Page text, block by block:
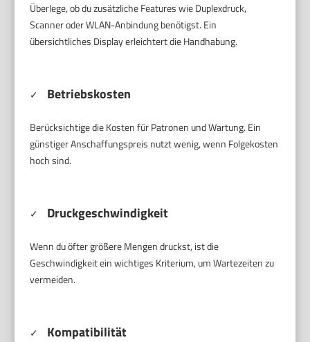
Überlege, ob du zusätzliche Features wie Duplexdruck,
Scanner oder WLAN-Anbindung benötigst. Ein
übersichtliches Display erleichtert die Handhabung.
✓ Betriebskosten
Berücksichtige die Kosten für Patronen und Wartung. Ein
günstiger Anschaffungspreis nutzt wenig, wenn Folgekosten
hoch sind.
✓ Druckgeschwindigkeit
Wenn du öfter größere Mengen druckst, ist die
Geschwindigkeit ein wichtiges Kriterium, um Wartezeiten zu
vermeiden.
✓ Kompatibilität